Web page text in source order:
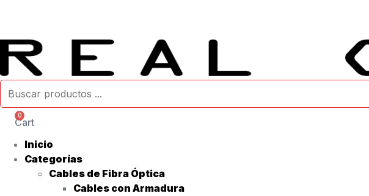
Búsqueda
productos
0
Cart
Inicio
Categorías
Cables de Fibra Óptica
Cables con Armadura